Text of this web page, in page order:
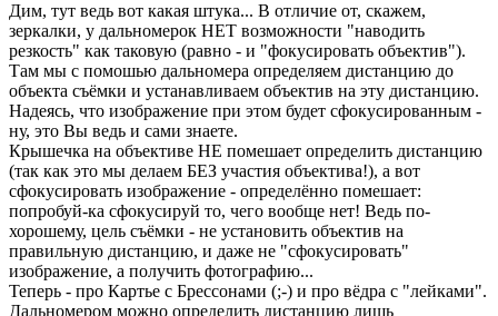
Дим, тут ведь вот какая штука... В отличие от, скажем,
зеркалки, у дальномерок НЕТ возможности "наводить
резкость" как таковую (равно - и "фокусировать объектив").
Там мы с помошью дальномера определяем дистанцию до
объекта съёмки и устанавливаем объектив на эту дистанцию.
Надеясь, что изображение при этом будет сфокусированным -
ну, это Вы ведь и сами знаете.
Крышечка на объективе НЕ помешает определить дистанцию
(так как это мы делаем БЕЗ участия объектива!), а вот
сфокусировать изображение - определённо помешает:
попробуй-ка сфокусируй то, чего вообще нет! Ведь по-
хорошему, цель съёмки - не установить объектив на
правильную дистанцию, и даже не "сфокусировать"
изображение, а получить фотографию...
Теперь - про Картье с Брессонами (;-) и про вёдра с "лейками".
Дальномером можно определить дистанцию лишь